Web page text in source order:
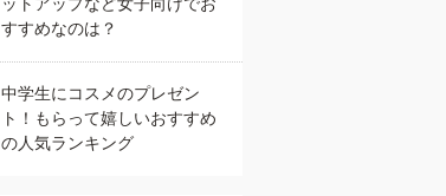
すすめなのは？
中学生にコスメのプレゼン
ト！もらって嬉しいおすすめ
の人気ランキング